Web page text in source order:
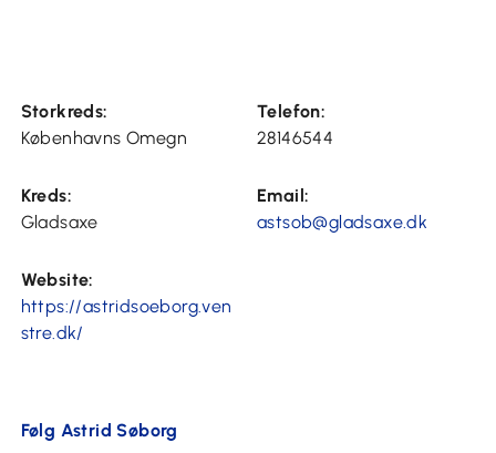
Storkreds:
Københavns Omegn
Telefon:
28146544
Kreds:
Gladsaxe
Email:
astsob@gladsaxe.dk
Website:
https://astridsoeborg.ven
stre.dk/
Følg Astrid Søborg